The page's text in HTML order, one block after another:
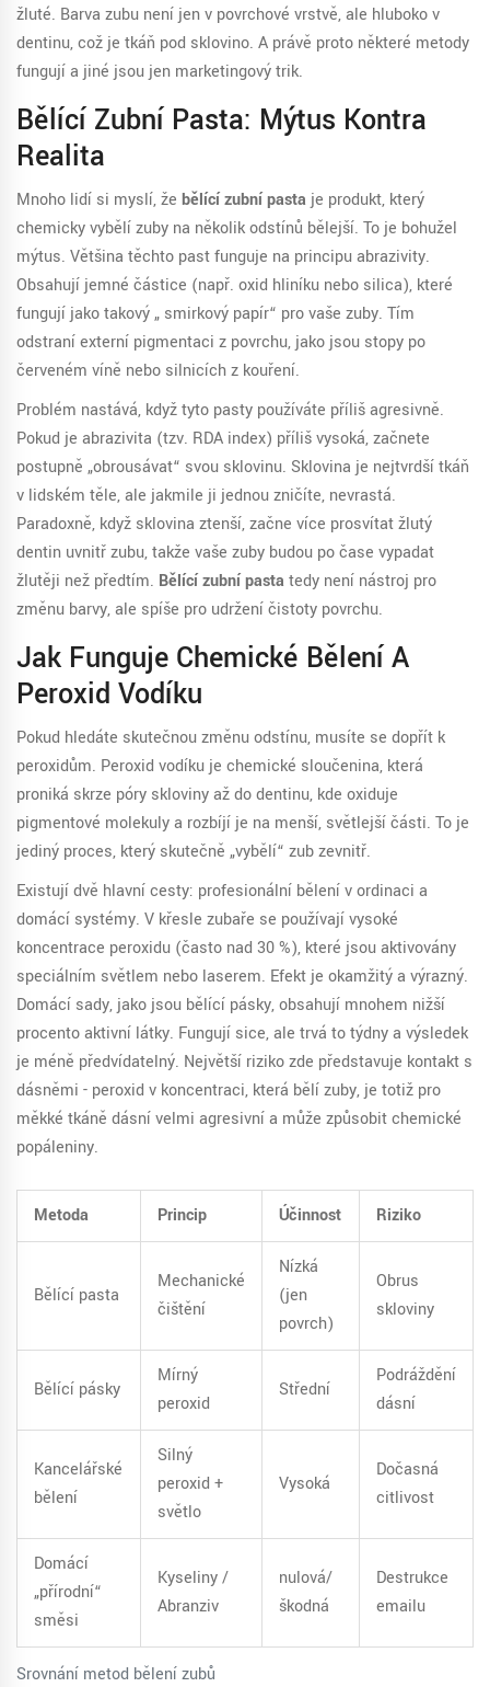
žluté. Barva zubu není jen v povrchové vrstvě, ale hluboko v
dentinu, což je tkáň pod sklovino. A právě proto některé metody
fungují a jiné jsou jen marketingový trik.
Bělící Zubní Pasta: Mýtus Kontra
Realita
Mnoho lidí si myslí, že bělící zubní pasta je produkt, který
chemicky vybělí zuby na několik odstínů bělejší. To je bohužel
mýtus. Většina těchto past funguje na principu abrazivity.
Obsahují jemné částice (např. oxid hliníku nebo silica), které
fungují jako takový „ smirkový papír“ pro vaše zuby. Tím
odstraní externí pigmentaci z povrchu, jako jsou stopy po
červeném víně nebo silnicích z kouření.
Problém nastává, když tyto pasty používáte příliš agresivně.
Pokud je abrazivita (tzv. RDA index) příliš vysoká, začnete
postupně „obrousávat“ svou sklovinu. Sklovina je nejtvrdší tkáň
v lidském těle, ale jakmile ji jednou zničíte, nevrastá.
Paradoxně, když sklovina ztenší, začne více prosvítat žlutý
dentin uvnitř zubu, takže vaše zuby budou po čase vypadat
žlutěji než předtím. Bělící zubní pastatedy není nástroj pro
změnu barvy, ale spíše pro udržení čistoty povrchu.
Jak Funguje Chemické Bělení A
Peroxid Vodíku
Pokud hledáte skutečnou změnu odstínu, musíte se dopřít k
peroxidům. Peroxid vodíku je chemické sloučenina, která
proniká skrze póry skloviny až do dentinu, kde oxiduje
pigmentové molekuly a rozbíjí je na menší, světlejší části. To je
jediný proces, který skutečně „vybělí“ zub zevnitř.
Existují dvě hlavní cesty: profesionální bělení v ordinaci a
domácí systémy. V křesle zubaře se používají vysoké
koncentrace peroxidu (často nad 30 %), které jsou aktivovány
speciálním světlem nebo laserem. Efekt je okamžitý a výrazný.
Domácí sady, jako jsou bělící pásky, obsahují mnohem nižší
procento aktivní látky. Fungují sice, ale trvá to týdny a výsledek
je méně předvídatelný. Největší riziko zde představuje kontakt s
dásněmi - peroxid v koncentraci, která bělí zuby, je totiž pro
měkké tkáně dásní velmi agresivní a může způsobit chemické
popáleniny.
Srovnání metod bělení zubů
Metoda Princip Účinnost Riziko
Bělící pasta
Mechanické
čištění
Nízká
(jen
povrch)
Obrus
skloviny
Bělící pásky
Mírný
peroxid
Střední
Podráždění
dásní
Kancelářské
bělení
Silný
peroxid +
světlo
Vysoká
Dočasná
citlivost
Domácí
„přírodní“
směsi
Kyseliny /
Abranziv
nulová/
škodná
Destrukce
emailu